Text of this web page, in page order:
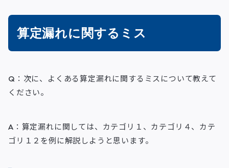
算定漏れに関するミス
Q：次に、よくある算定漏れに関するミスについて教えて
ください。
A：算定漏れに関しては、カテゴリ１、カテゴリ４、カテ
ゴリ１２を例に解説しようと思います。